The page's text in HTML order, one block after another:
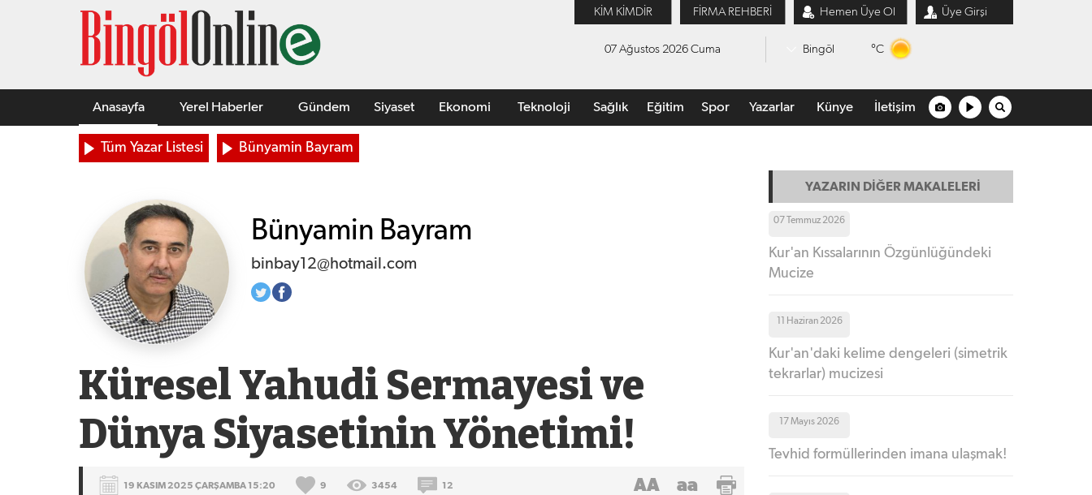
KİM KİMDİR FİRMA REHBERİ Hemen Üye Ol Üye Girşi
07 Ağustos 2026 Cuma Bingöl °C
Anasayfa Yerel Haberler Gündem Siyaset Ekonomi Teknoloji Sağlık Eğitim Spor Yazarlar Künye İletişim
Tüm Yazar Listesi Bünyamin Bayram
Bünyamin Bayram
binbay12@hotmail.com
Küresel Yahudi Sermayesi ve
Dünya Siyasetinin Yönetimi!
19 KASIM 2025 ÇARŞAMBA 15:20 9 3454 12 AA aa
YAZARIN DİĞER MAKALELERİ
07 Temmuz 2026
Kur'an Kıssalarının Özgünlüğündeki
Mucize
11 Haziran 2026
Kur'an'daki kelime dengeleri (simetrik
tekrarlar) mucizesi
17 Mayıs 2026
Tevhid formüllerinden imana ulaşmak!